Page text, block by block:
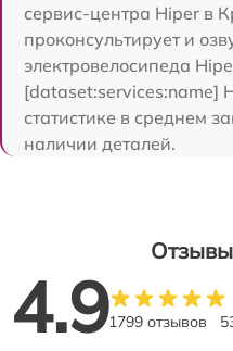
сервис-центра Hiper в
проконсультирует и
электровелосипеда
[dataset:services:name]
статистике в среднем
наличии деталей.
4.91799 отзывов